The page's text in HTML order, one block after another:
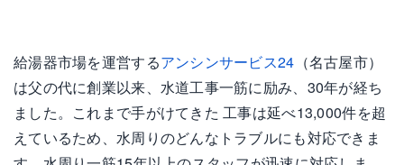
給湯器市場を運営するアンシンサービス24 （名古屋市）
は父の代に創業以来、水道工事一筋に励み、30年が経ち
ました。これまで手がけてきた 工事は延べ13,000件を超
えているため、水周りのどんなトラブルにも対応できま